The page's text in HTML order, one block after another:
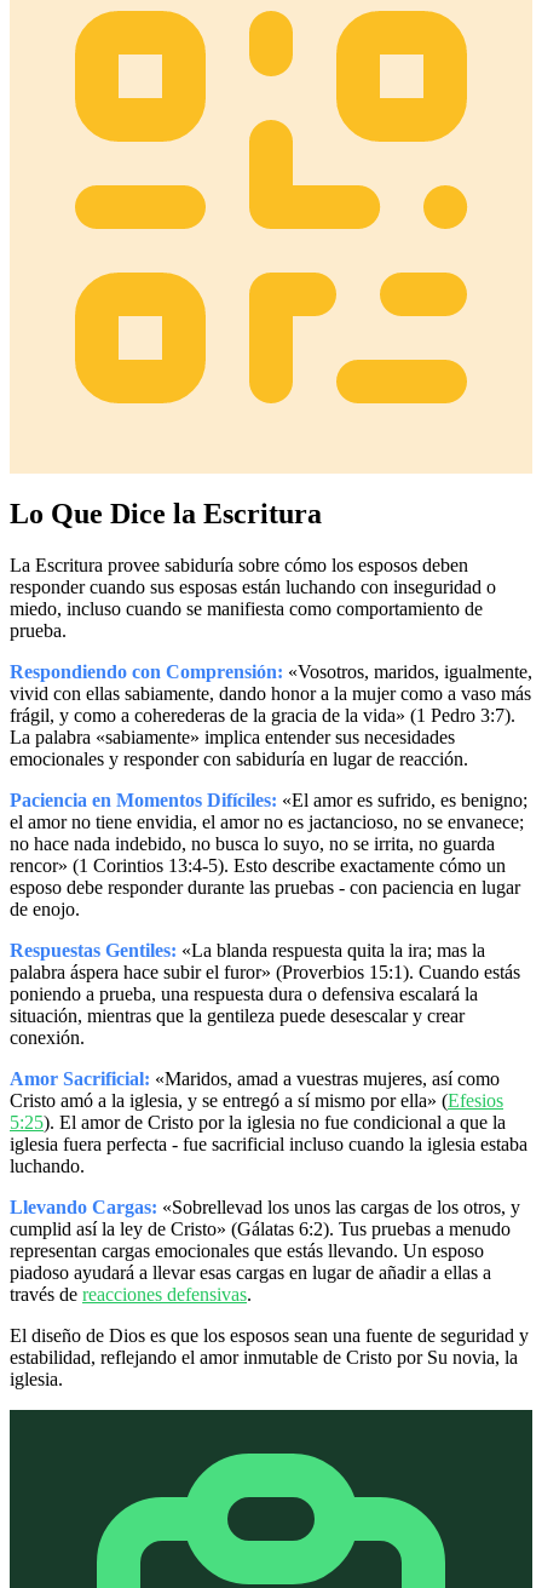
Lo Que Dice la Escritura
La Escritura provee sabiduría sobre cómo los esposos deben
responder cuando sus esposas están luchando con inseguridad o
miedo, incluso cuando se manifiesta como comportamiento de
prueba.
Respondiendo con Comprensión: «Vosotros, maridos, igualmente,
vivid con ellas sabiamente, dando honor a la mujer como a vaso más
frágil, y como a coherederas de la gracia de la vida» (1 Pedro 3:7).
La palabra «sabiamente» implica entender sus necesidades
emocionales y responder con sabiduría en lugar de reacción.
Paciencia en Momentos Difíciles: «El amor es sufrido, es benigno;
el amor no tiene envidia, el amor no es jactancioso, no se envanece;
no hace nada indebido, no busca lo suyo, no se irrita, no guarda
rencor» (1 Corintios 13:4-5). Esto describe exactamente cómo un
esposo debe responder durante las pruebas - con paciencia en lugar
de enojo.
Respuestas Gentiles: «La blanda respuesta quita la ira; mas la
palabra áspera hace subir el furor» (Proverbios 15:1). Cuando estás
poniendo a prueba, una respuesta dura o defensiva escalará la
situación, mientras que la gentileza puede desescalar y crear
conexión.
Amor Sacrificial: «Maridos, amad a vuestras mujeres, así como
Cristo amó a la iglesia, y se entregó a sí mismo por ella» (Efesios
5:25). El amor de Cristo por la iglesia no fue condicional a que la
iglesia fuera perfecta - fue sacrificial incluso cuando la iglesia estaba
luchando.
Llevando Cargas: «Sobrellevad los unos las cargas de los otros, y
cumplid así la ley de Cristo» (Gálatas 6:2). Tus pruebas a menudo
representan cargas emocionales que estás llevando. Un esposo
piadoso ayudará a llevar esas cargas en lugar de añadir a ellas a
través de reacciones defensivas.
El diseño de Dios es que los esposos sean una fuente de seguridad y
estabilidad, reflejando el amor inmutable de Cristo por Su novia, la
iglesia.